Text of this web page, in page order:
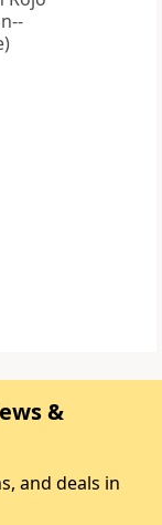
&
and deals in